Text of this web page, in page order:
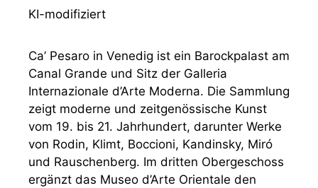
KI-modifiziert
Ca’ Pesaro in Venedig ist ein Barockpalast am
Canal Grande und Sitz der Galleria
Internazionale d’Arte Moderna. Die Sammlung
zeigt moderne und zeitgenössische Kunst
vom 19. bis 21. Jahrhundert, darunter Werke
von Rodin, Klimt, Boccioni, Kandinsky, Miró
und Rauschenberg. Im dritten Obergeschoss
ergänzt das Museo d’Arte Orientale den